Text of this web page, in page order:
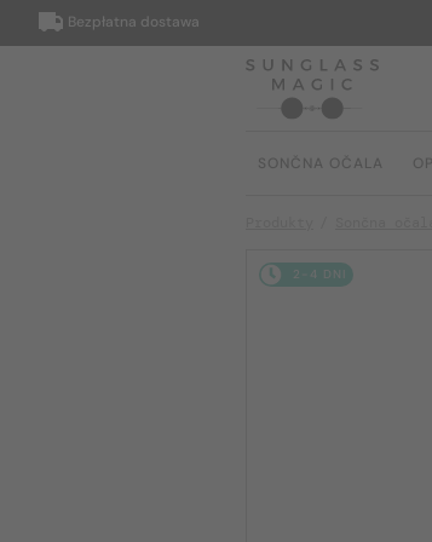
Bezpłatna dostawa
SONČNA OČALA
2-4 DNI